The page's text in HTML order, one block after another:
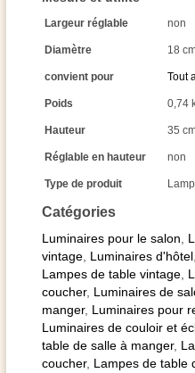
Catégories
Luminaires pour le salon
vintage Luminaires d'hôtel
Lampes de table vintage
coucher, Luminaires de
manger, Luminaires pour
Luminaires de couloir et
table de salle à manger,
coucher, Lampes de table
Largeur réglable non
Diamètre 18
convient pour Tout
Poids 0,74
Hauteur 35
Réglable en hauteur non
Type de produit